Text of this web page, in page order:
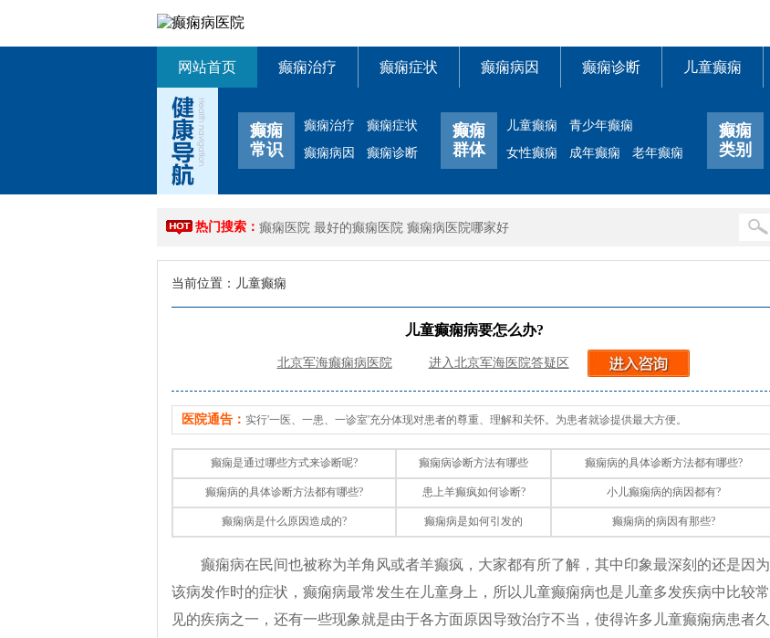
网站首页 癫痫治疗 癫痫症状 癫痫病因 癫痫诊断 儿童癫痫
癫痫
常识
癫痫治疗
癫痫症状
癫痫病因
癫痫诊断
癫痫
群体
儿童癫痫
青少年癫痫
女性癫痫
成年癫痫 老年癫痫
癫痫
类别
热门搜索： 癫痫医院 最好的癫痫医院 癫痫病医院哪家好
当前位置： 儿童癫痫
儿童癫痫病要怎么办?
北京军海癫痫病医院 进入北京军海医院答疑区
医院通告： 实行'一医、一患、一诊室'充分体现对患者的尊重、理解和关怀。为患者就诊提供最大方便。
癫痫是通过哪些方式来诊断呢? 癫痫病诊断方法有哪些 癫痫病的具体诊断方法都有哪些?
癫痫病的具体诊断方法都有哪些? 患上羊癫疯如何诊断? 小儿癫痫病的病因都有?
癫痫病是什么原因造成的? 癫痫病是如何引发的 癫痫病的病因有那些?
癫痫病在民间也被称为羊角风或者羊癫疯，大家都有所了解，其中印象最深刻的还是因为
该病发作时的症状，癫痫病最常发生在儿童身上，所以儿童癫痫病也是儿童多发疾病中比较常
见的疾病之一，还有一些现象就是由于各方面原因导致治疗不当，使得许多儿童癫痫病患者久